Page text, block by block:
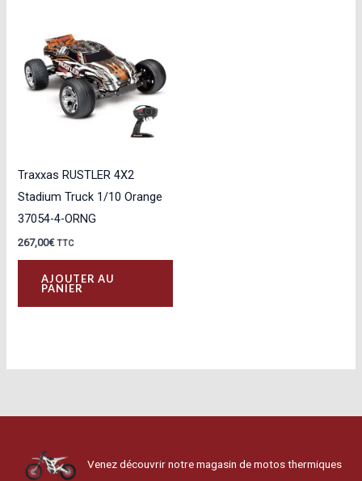
Traxxas RUSTLER 4X2
Stadium Truck 1/10 Orange
37054-4-ORNG
267,00€ TTC
AJOUTER AU
PANIER
Venez découvrir notre magasin de motos thermiques